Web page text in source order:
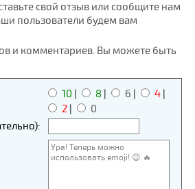
свой отзыв или сообщите нам
пользователи будем вам
и комментариев. Вы можете быть
10 | 8 | 6 | 4|
2|
0